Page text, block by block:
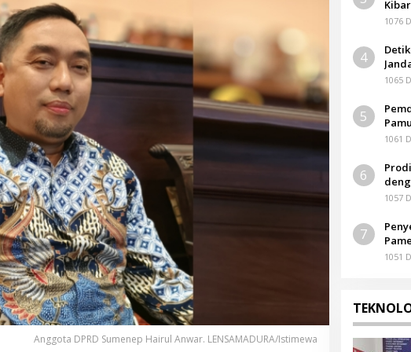
Anggota DPRD Sumenep Hairul Anwar. LENSAMADURA/Istimewa
1076
4
1065
5
1061
6
1057
7
1051